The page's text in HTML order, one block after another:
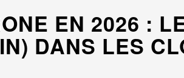
EN 2026 :
DANS LES